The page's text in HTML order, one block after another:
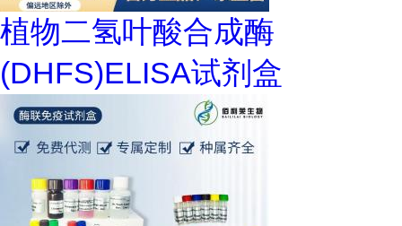
植物二氢叶酸合成酶
(DHFS)ELISA试剂盒